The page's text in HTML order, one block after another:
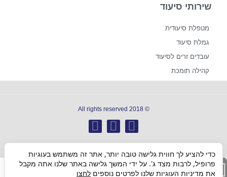
שירותי סיעוד
מטפלת סיעודית
גמלת סיעוד
עובדים זרים לסיעוד
קהילה תומכת
© 2018 All rights reserved
גלילה
כדי להציע לך חווית גלישה טובה יותר, אתר זה משתמש בעוגיות
פרופיל, לרבות מצד ג'. על ידי המשך גלישה באתר שלנו אתה מקבל
את מדיניות העוגיות שלנו לפרטים נוספים לחצו